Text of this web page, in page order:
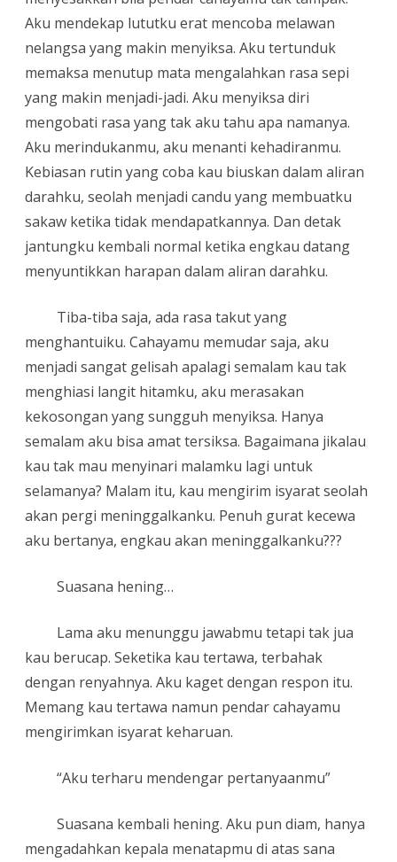
Aku mendekap lututku erat mencoba melawan
nelangsa yang makin menyiksa. Aku tertunduk
memaksa menutup mata mengalahkan rasa sepi
yang makin menjadi-jadi. Aku menyiksa diri
mengobati rasa yang tak aku tahu apa namanya.
Aku merindukanmu, aku menanti kehadiranmu.
Kebiasan rutin yang coba kau biuskan dalam aliran
darahku, seolah menjadi candu yang membuatku
sakaw ketika tidak mendapatkannya. Dan detak
jantungku kembali normal ketika engkau datang
menyuntikkan harapan dalam aliran darahku.
Tiba-tiba saja, ada rasa takut yang
menghantuiku. Cahayamu memudar saja, aku
menjadi sangat gelisah apalagi semalam kau tak
menghiasi langit hitamku, aku merasakan
kekosongan yang sungguh menyiksa. Hanya
semalam aku bisa amat tersiksa. Bagaimana jikalau
kau tak mau menyinari malamku lagi untuk
selamanya? Malam itu, kau mengirim isyarat seolah
akan pergi meninggalkanku. Penuh gurat kecewa
aku bertanya, engkau akan meninggalkanku???
Suasana hening…
Lama aku menunggu jawabmu tetapi tak jua
kau berucap. Seketika kau tertawa, terbahak
dengan renyahnya. Aku kaget dengan respon itu.
Memang kau tertawa namun pendar cahayamu
mengirimkan isyarat keharuan.
“Aku terharu mendengar pertanyaanmu”
Suasana kembali hening. Aku pun diam, hanya
mengadahkan kepala menatapmu di atas sana